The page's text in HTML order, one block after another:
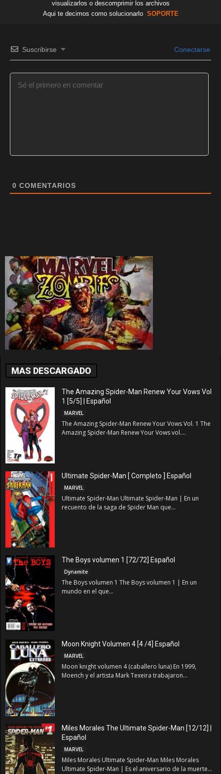
visualizarlos o descomprimir los archivos
Aqui te decimos como solucionarlo SOPORTE
Suscribirse Conectarse
0 COMENTARIOS
MAS DESCARGADO
The Amazing Spider-Man Renew Your Vows Vol
1 [5/5] | Español
MARVEL
The Amazing Spider-Man Renew Your Vows Vol. 1 The
Amazing Spider-Man Renew Your Vows vol....
Ultimate Spider-Man [ Completo ] Español
MARVEL
Ultimate Spider-Man Ultimate Spider-Man | En un
recuento de la saga de Spider Man que...
The Boys volumen 1 [72/72] Español
Dynamite
The Boys volumen 1 The Boys volumen 1 | En un
mundo en el que...
Moon Knight Volumen 4 [4 /4] Español
MARVEL
Moon knight volumen 4 (caballero luna) En 1999,
Moench y el artista Mark Texeira trabajaron...
Miles Morales The Ultimate Spider-Man [12/12] |
Español
MARVEL
Miles Morales Ultimate Spider-Man Miles Morales
Ultimate Spider-Man | Es el aniversario de la muerte...